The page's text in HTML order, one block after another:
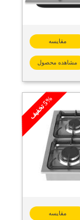
مقایسه
مشاهده محصول
5
%
ت
خ
ف
ی
ف
مقایسه